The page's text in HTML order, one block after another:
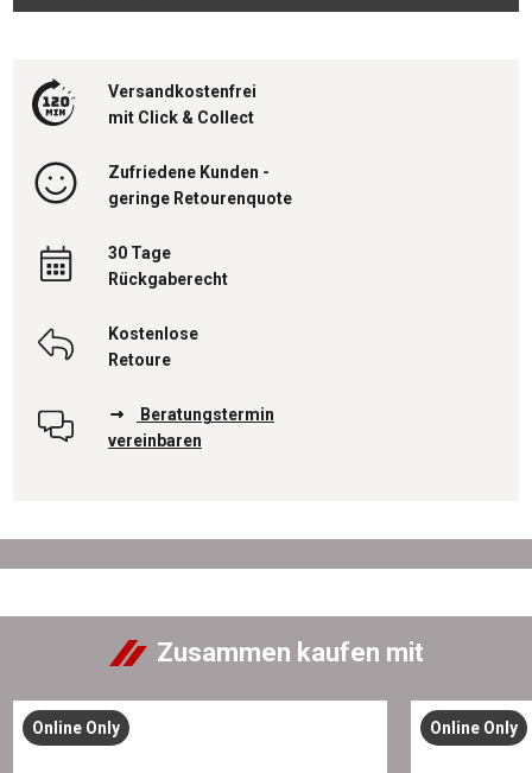
Versandkostenfrei
mit Click & Collect
Zufriedene Kunden -
geringe Retourenquote
30 Tage
Rückgaberecht
Kostenlose
Retoure
Beratungstermin
vereinbaren
Zusammen kaufen mit
Online Only Online Only